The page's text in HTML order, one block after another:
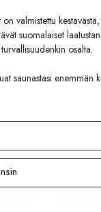
valmistettu
suomalaiset
osalta.
saunastasi enemmän